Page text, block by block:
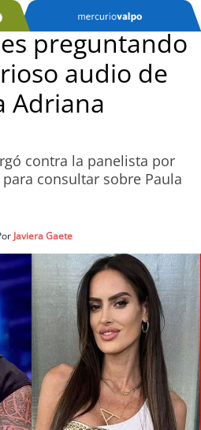
preguntando
audio de
Adriana
contra la panelista por
consultar sobre Paula
Javiera Gaete